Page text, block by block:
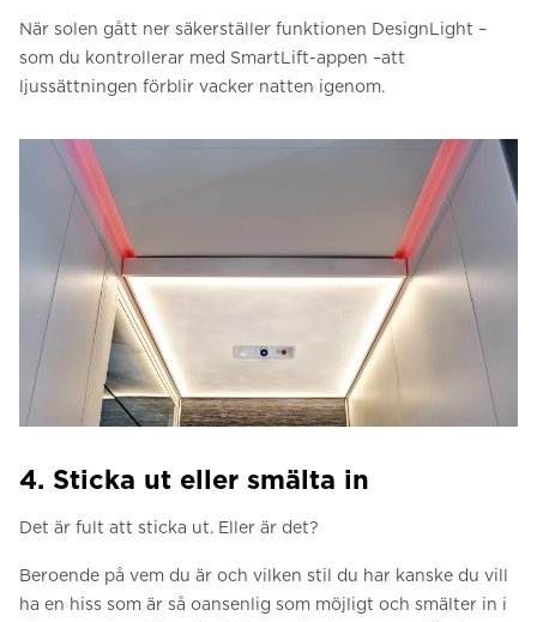
När solen gått ner säkerställer funktionen DesignLight –
som du kontrollerar med SmartLift-appen –att
ljussättningen förblir vacker natten igenom.
4. Sticka ut eller smälta in
Det är fult att sticka ut. Eller är det?
Beroende på vem du är och vilken stil du har kanske du vill
ha en hiss som är så oansenlig som möjligt och smälter in i